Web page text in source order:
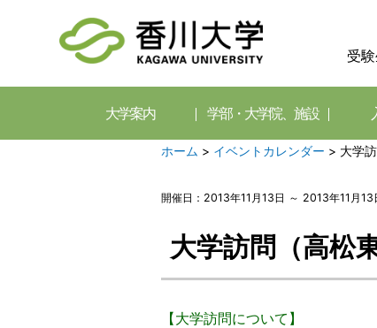
受
大学案内 学部・大学院、施設
ホーム > イベントカレンダー > 大学
開催日：2013年11月13日 ～ 2013年11月13
大学訪問（高松
【大学訪問について】